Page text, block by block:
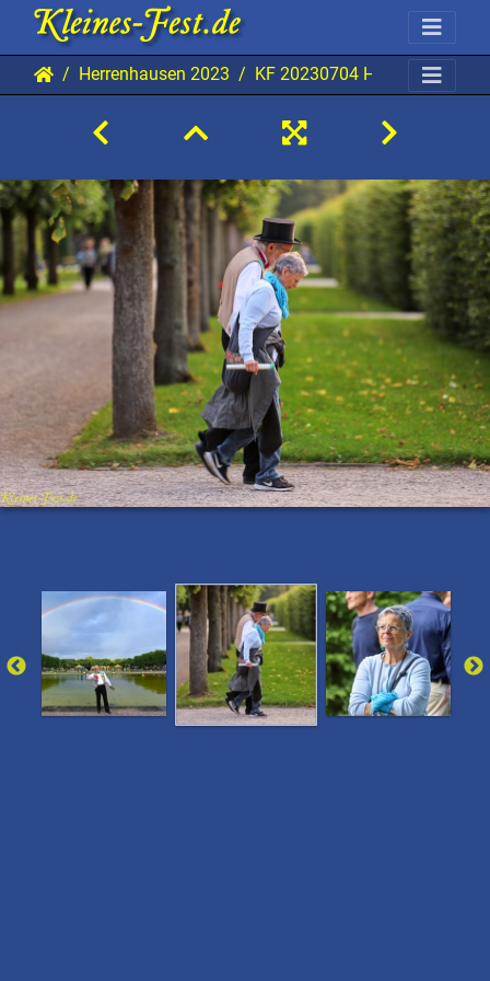
Herrenhausen 2023 KF 20230704 HH BKu 4064